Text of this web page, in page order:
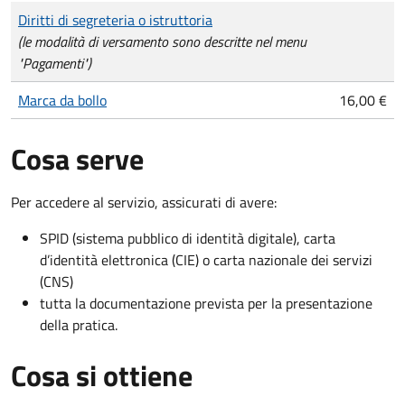
Tipo di pagamento
Importo
Diritti di segreteria o istruttoria
(le modalità di versamento sono descritte nel menu
"Pagamenti")
Marca da bollo
16,00 €
Cosa serve
Per accedere al servizio, assicurati di avere:
SPID (sistema pubblico di identità digitale), carta
d’identità elettronica (CIE) o carta nazionale dei servizi
(CNS)
tutta la documentazione prevista per la presentazione
della pratica.
Cosa si ottiene